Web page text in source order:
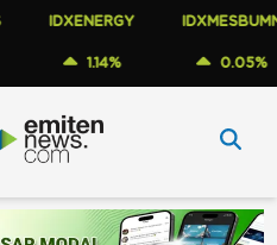
IDXENERGY
1.14%
IDXMESBUMN
0.05%